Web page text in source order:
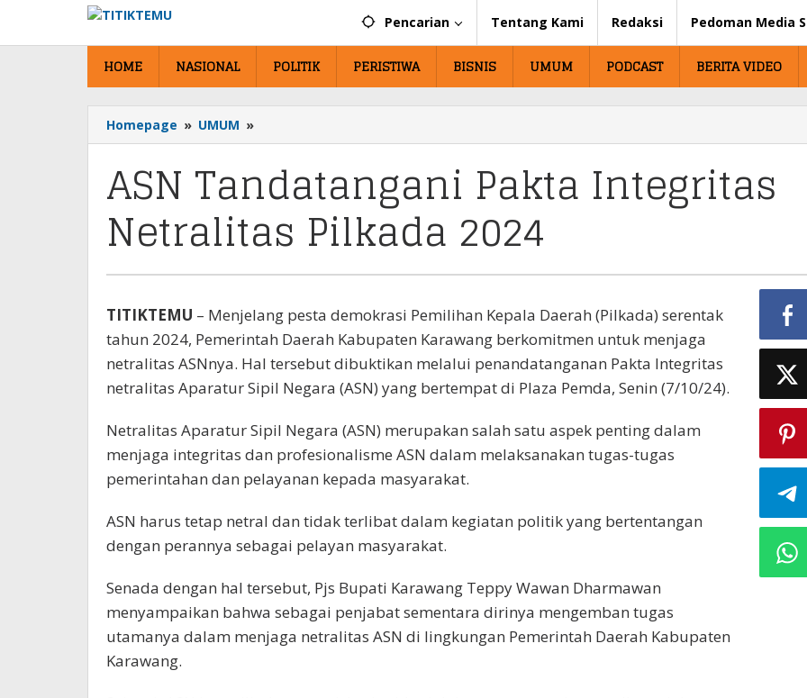
konten
Pencarian Tentang Kami Redaksi Pedoman Media
HOME NASIONAL POLITIK PERISTIWA BISNIS UMUM PODCAST BERITA VIDEO
Homepage » UMUM »
Tandatangani
Integritas
Netralitas
Pilkada
2024
ASN Tandatangani Pakta Integritas
Netralitas Pilkada 2024
TITIKTEMU – Menjelang pesta demokrasi Pemilihan Kepala Daerah (Pilkada) serentak
tahun 2024, Pemerintah Daerah Kabupaten Karawang berkomitmen untuk menjaga
netralitas ASNnya. Hal tersebut dibuktikan melalui penandatanganan Pakta Integritas
netralitas Aparatur Sipil Negara (ASN) yang bertempat di Plaza Pemda, Senin (7/10/24).
Netralitas Aparatur Sipil Negara (ASN) merupakan salah satu aspek penting dalam
menjaga integritas dan profesionalisme ASN dalam melaksanakan tugas-tugas
pemerintahan dan pelayanan kepada masyarakat.
ASN harus tetap netral dan tidak terlibat dalam kegiatan politik yang bertentangan
dengan perannya sebagai pelayan masyarakat.
Senada dengan hal tersebut, Pjs Bupati Karawang Teppy Wawan Dharmawan
menyampaikan bahwa sebagai penjabat sementara dirinya mengemban tugas
utamanya dalam menjaga netralitas ASN di lingkungan Pemerintah Daerah Kabupaten
Karawang.